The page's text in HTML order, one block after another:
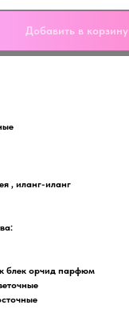
Добавить в корзину
, иланг-иланг
блек орчид парфюм